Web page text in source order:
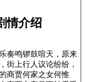
情介绍
奏鸣锣鼓喧天，原来
街上行人议论纷纷，
商贾何家之女何惟